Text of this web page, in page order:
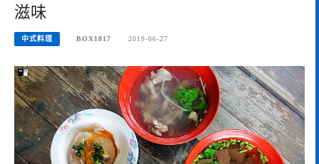
滋味
中式料理 BOX1817 2019-06-27